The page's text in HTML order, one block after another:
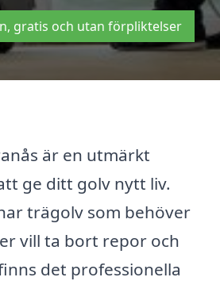
gratis och utan förpliktelser
är en utmärkt
ge ditt golv nytt liv.
trägolv som behöver
vill ta bort repor och
det professionella